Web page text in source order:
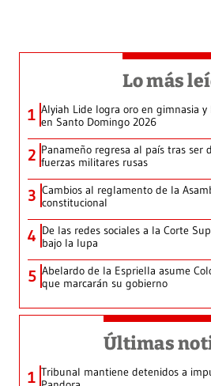
Lo más
1 Alyiah Lide logra oro en gimnasia
en Santo Domingo 2026
2 Panameño regresa al país tras ser
fuerzas militares rusas
3 Cambios al reglamento de la
constitucional
4 De las redes sociales a la Corte
bajo la lupa
5 Abelardo de la Espriella asume
que marcarán su gobierno
Últimas
1 Tribunal mantiene detenidos a